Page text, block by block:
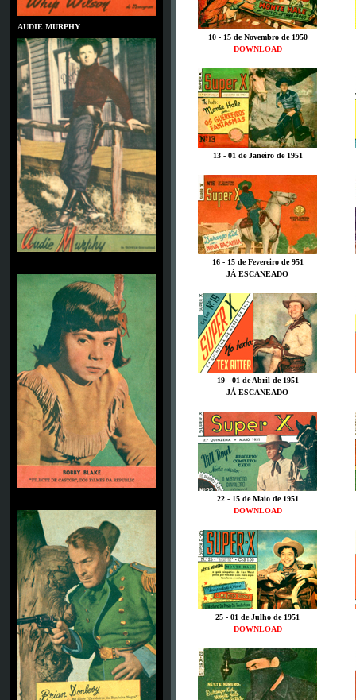
AUDIE MURPHY
10 - 15 de Novembro de 1950
DOWNLOAD
13 - 01 de Janeiro de 1951
16 - 15 de Fevereiro de 951
JÁ ESCANEADO
19 - 01 de Abril de 1951
JÁ ESCANEADO
22 - 15 de Maio de 1951
DOWNLOAD
25 - 01 de Julho de 1951
DOWNLOAD